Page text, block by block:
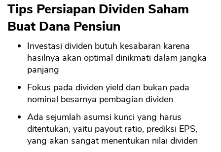
Tips Persiapan Dividen Saham
Buat Dana Pensiun
Investasi dividen butuh kesabaran karena
hasilnya akan optimal dinikmati dalam jangka
panjang
Fokus pada dividen yield dan bukan pada
nominal besarnya pembagian dividen
Ada sejumlah asumsi kunci yang harus
ditentukan, yaitu payout ratio, prediksi EPS,
yang akan sangat menentukan nilai dividen